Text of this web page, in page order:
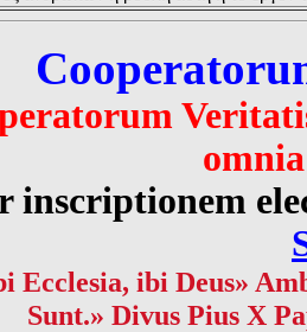
inscriptionem
Ecclesia, ibi Deus»
Sunt.» Divus Pius X